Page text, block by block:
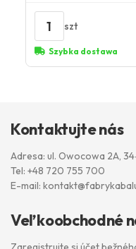
1 szt
Szybka dostawa
Kontaktujte nás
Adresa: ul. Owocowa 2A,
Tel: +48 720 755 700
E-mail:
Veľkoobchodné